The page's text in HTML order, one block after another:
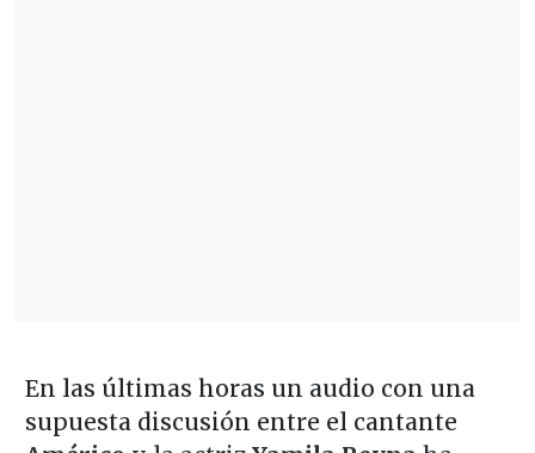
En las últimas horas un audio con una
supuesta discusión entre el cantante